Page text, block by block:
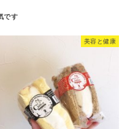
美容と健康